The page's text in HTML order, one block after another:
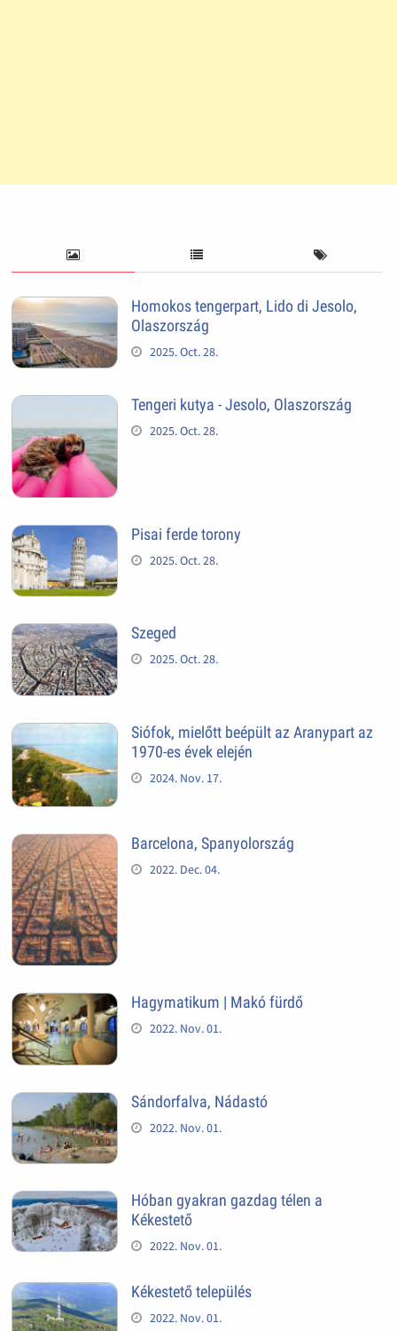
Homokos tengerpart, Lido di Jesolo,
Olaszország
2025. Oct. 28.
Tengeri kutya - Jesolo, Olaszország
2025. Oct. 28.
Pisai ferde torony
2025. Oct. 28.
Szeged
2025. Oct. 28.
Siófok, mielőtt beépült az Aranypart az
1970-es évek elején
2024. Nov. 17.
Barcelona, Spanyolország
2022. Dec. 04.
Hagymatikum | Makó fürdő
2022. Nov. 01.
Sándorfalva, Nádastó
2022. Nov. 01.
Hóban gyakran gazdag télen a
Kékestető
2022. Nov. 01.
Kékestető település
2022. Nov. 01.